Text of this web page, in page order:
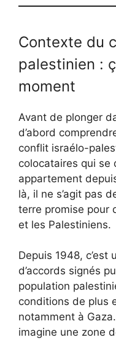
Contexte du
palestinien :
moment
Avant de plonger
d’abord
conflit israélo-
colocataires qui se
appartement
là, il ne s’agit pas
terre promise pour
et les Palestiniens.
Depuis 1948, c’est
d’accords signés
population
conditions de plus
notamment à
imagine une zone